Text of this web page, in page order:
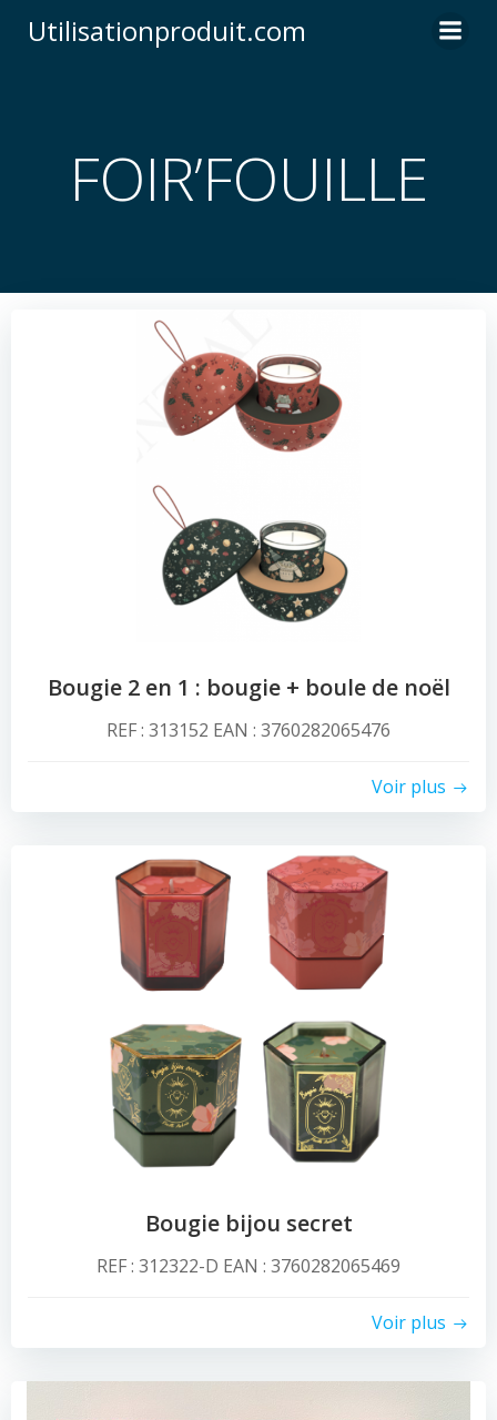
to
Utilisationproduit.com
FOIR’FOUILLE
Bougie 2 en 1 : bougie + boule de noël
REF : 313152 EAN : 3760282065476
Voir plus
Bougie bijou secret
REF : 312322-D EAN : 3760282065469
Voir plus